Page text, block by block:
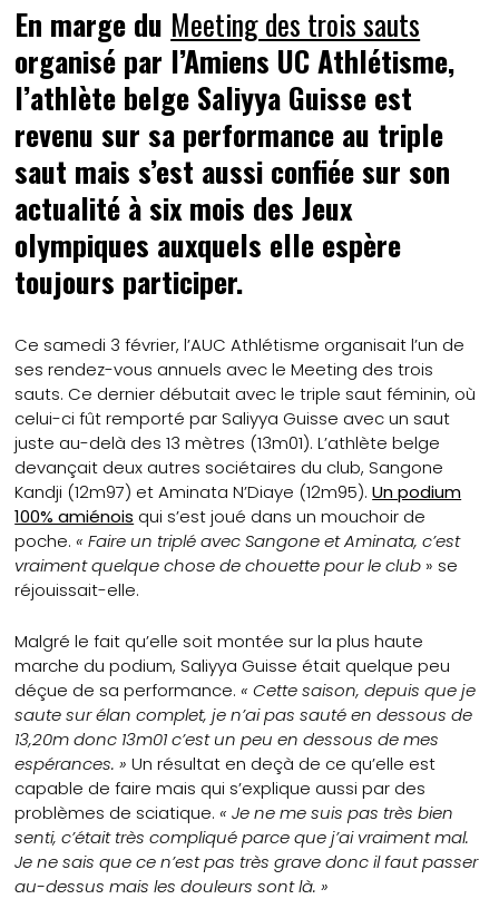
En marge du Meeting des trois sauts
organisé par l’Amiens UC Athlétisme,
l’athlète belge Saliyya Guisse est
revenu sur sa performance au triple
saut mais s’est aussi confiée sur son
actualité à six mois des Jeux
olympiques auxquels elle espère
toujours participer.
Ce samedi 3 février, l’AUC Athlétisme organisait l’un de
ses rendez-vous annuels avec le Meeting des trois
sauts. Ce dernier débutait avec le triple saut féminin, où
celui-ci fût remporté par Saliyya Guisse avec un saut
juste au-delà des 13 mètres (13m01). L’athlète belge
devançait deux autres sociétaires du club, Sangone
Kandji (12m97) et Aminata N’Diaye (12m95).Un podium
100% amiénois qui s’est joué dans un mouchoir de
poche.« Faire un triplé avec Sangone et Aminata, c’est
vraiment quelque chose de chouette pour le club » se
réjouissait-elle.
Malgré le fait qu’elle soit montée sur la plus haute
marche du podium, Saliyya Guisse était quelque peu
déçue de sa performance.« Cette saison, depuis que je
saute sur élan complet, je n’ai pas sauté en dessous de
13,20m donc 13m01 c’est un peu en dessous de mes
espérances. » Un résultat en deçà de ce qu’elle est
capable de faire mais qui s’explique aussi par des
problèmes de sciatique.« Je ne me suis pas très bien
senti, c’était très compliqué parce que j’ai vraiment mal.
Je ne sais que ce n’est pas très grave donc il faut passer
au-dessus mais les douleurs sont là. »